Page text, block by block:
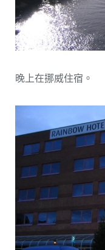
晚上在挪威住宿。